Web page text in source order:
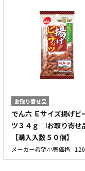
お取り寄せ品
でん六 Ｅサイズ揚げピ
ツ３４ｇ □お取り寄せ
【購入入数５０個】
メーカー希望小売価格